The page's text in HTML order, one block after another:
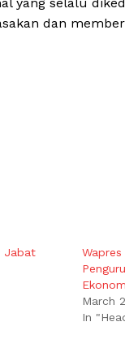
dan
Jabat
March
In